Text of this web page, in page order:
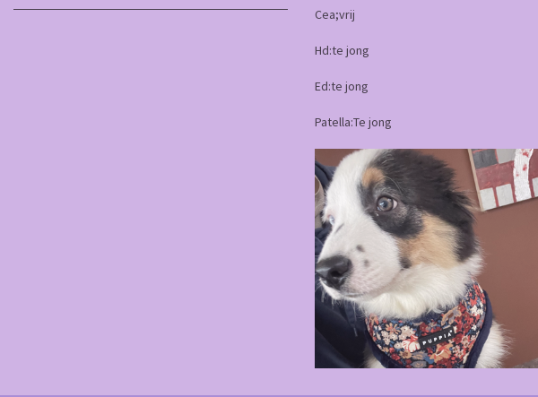
Cea;vrij
Hd:te jong
Ed:te jong
Patella:Te jong